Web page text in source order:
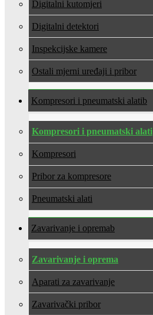
Digitalni kutomjeri
Digitalni detektori
Inspekcijske kamere
Ostali mjerni uređaji i pribor
Kompresori i pneumatski alati
Kompresori i pneumatski alati
Kompresori
Pribor za kompresore
Pneumatski alati
Zavarivanje i oprema
Zavarivanje i oprema
Aparati za zavarivanje
Zavarivački pribor